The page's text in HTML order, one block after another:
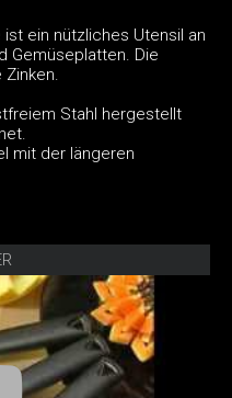
ein nützliches Utensil an
Gemüseplatten. Die
Stahl hergestellt
mit der längeren